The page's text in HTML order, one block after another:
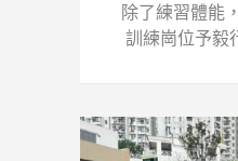
除了練習體能
訓練崗位予毅